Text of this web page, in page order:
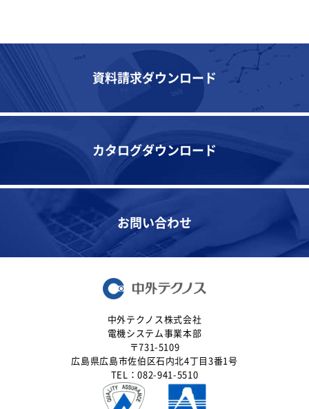
資料請求ダウンロード
カタログダウンロード
お問い合わせ
中外テクノス株式会社
電機システム事業本部
〒731-5109
広島県広島市佐伯区石内北4丁目3番1号
TEL：082-941-5510